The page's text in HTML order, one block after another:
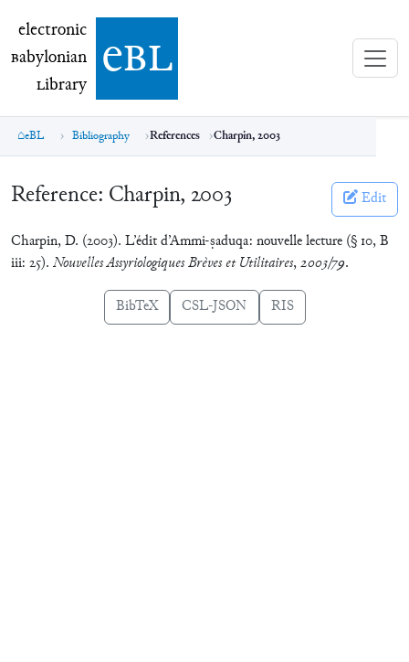
electronic Babylonian Library (eBL)
electronic
Babylonian
Library ebl
eBL Bibliography References Charpin, 2003
Reference: Charpin, 2003 Edit
Charpin, D. (2003). L’édit d’Ammi-ṣaduqa: nouvelle lecture (§ 10, B
iii: 25). Nouvelles Assyriologiques Brèves et Utilitaires,2003/79.
BibTeX CSL-JSON RIS